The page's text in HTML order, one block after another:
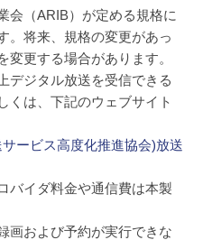
会（ARIB）が定める規格に
。将来、規格の変更があっ
変更する場合があります。
デジタル放送を受信できる
くは、下記のウェブサイト
ービス高度化推進協会)放送
バイダ料金や通信費は本製
画および予約が実行できな